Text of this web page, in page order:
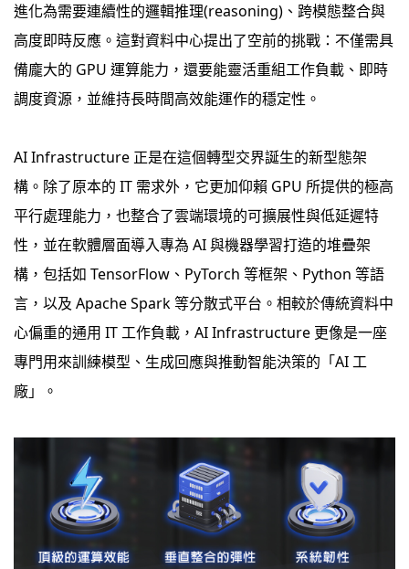
進化為需要連續性的邏輯推理(reasoning)、跨模態整合與
高度即時反應。這對資料中心提出了空前的挑戰：不僅需具
備龐大的 GPU 運算能力，還要能靈活重組工作負載、即時
調度資源，並維持長時間高效能運作的穩定性。
AI Infrastructure 正是在這個轉型交界誕生的新型態架
構。除了原本的 IT 需求外，它更加仰賴 GPU 所提供的極高
平行處理能力，也整合了雲端環境的可擴展性與低延遲特
性，並在軟體層面導入專為 AI 與機器學習打造的堆疊架
構，包括如 TensorFlow、PyTorch 等框架、Python 等語
言，以及 Apache Spark 等分散式平台。相較於傳統資料中
心偏重的通用 IT 工作負載，AI Infrastructure 更像是一座
專門用來訓練模型、生成回應與推動智能決策的「AI 工
廠」。